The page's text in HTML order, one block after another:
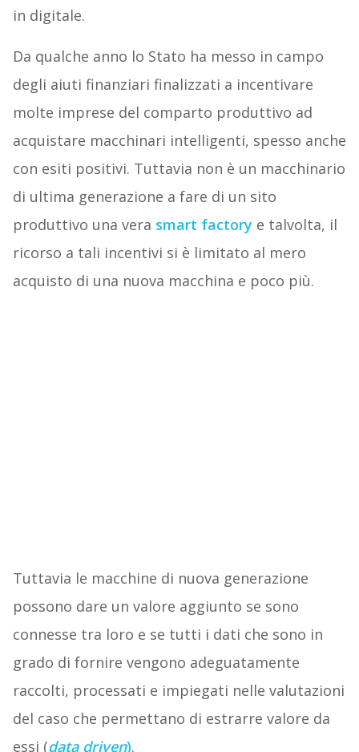
in digitale.
Da qualche anno lo Stato ha messo in campo
degli aiuti finanziari finalizzati a incentivare
molte imprese del comparto produttivo ad
acquistare macchinari intelligenti, spesso anche
con esiti positivi. Tuttavia non è un macchinario
di ultima generazione a fare di un sito
produttivo una vera smart factory e talvolta, il
ricorso a tali incentivi si è limitato al mero
acquisto di una nuova macchina e poco più.
Tuttavia le macchine di nuova generazione
possono dare un valore aggiunto se sono
connesse tra loro e se tutti i dati che sono in
grado di fornire vengono adeguatamente
raccolti, processati e impiegati nelle valutazioni
del caso che permettano di estrarre valore da
essi (data driven).